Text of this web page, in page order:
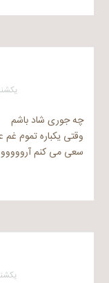
یکشنبه ۱۸ آذر ۱۳۸۶ در
چه جوری شاد باشم
وقتی یکباره تموم غم
سعی می کنم
یکشنبه ۱۸ آذر ۱۳۸۶ در